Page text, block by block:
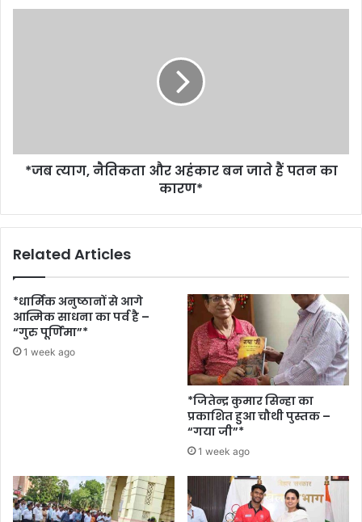
*जब त्याग, नैतिकता और अहंकार बन जाते हैं पतन का
कारण*
Related Articles
*धार्मिक अनुष्ठानों से आगे
आत्मिक साधना का पर्व है –
“गुरु पूर्णिमा”*
1 week ago
*जितेन्द्र कुमार सिन्हा का
प्रकाशित हुआ चौथी पुस्तक –
“गया जी”*
1 week ago